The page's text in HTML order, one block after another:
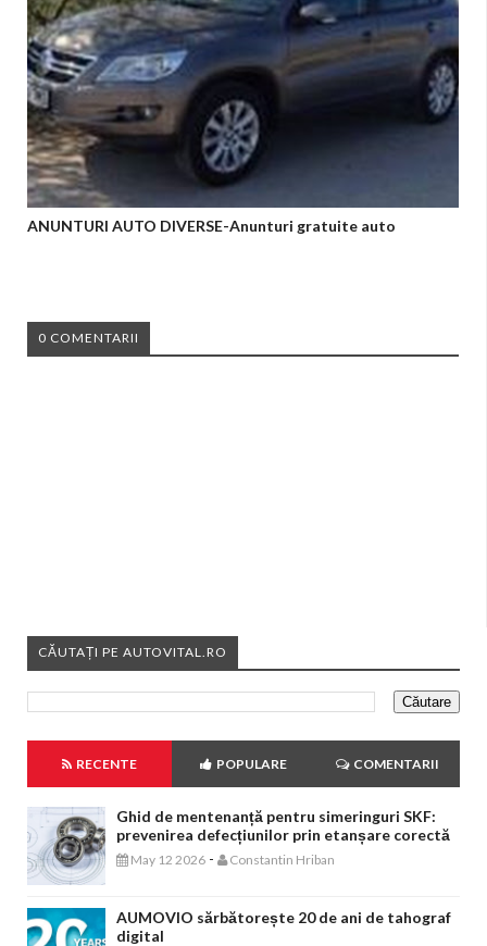
ANUNTURI AUTO DIVERSE-Anunturi gratuite auto
0 COMENTARII
CĂUTAȚI PE AUTOVITAL.RO
RECENTE POPULARE COMENTARII
Ghid de mentenanță pentru simeringuri SKF:
prevenirea defecțiunilor prin etanșare corectă
May 12 2026 - Constantin Hriban
AUMOVIO sărbătorește 20 de ani de tahograf
digital